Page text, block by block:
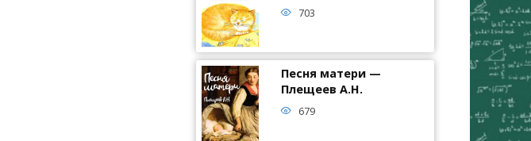
703
Песня матери —
Плещеев А.Н.
679